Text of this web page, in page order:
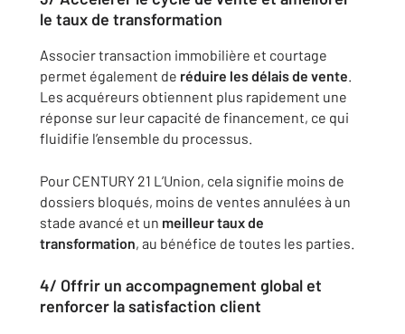
le taux de transformation
Associer transaction immobilière et courtage
permet également de réduire les délais de vente.
Les acquéreurs obtiennent plus rapidement une
réponse sur leur capacité de financement, ce qui
fluidifie l’ensemble du processus.
Pour CENTURY 21 L’Union, cela signifie moins de
dossiers bloqués, moins de ventes annulées à un
stade avancé et un meilleur taux de
transformation, au bénéfice de toutes les parties.
4/ Offrir un accompagnement global et
renforcer la satisfaction client